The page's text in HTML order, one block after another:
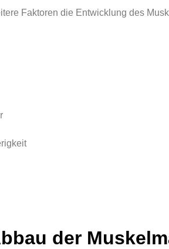
Faktoren die Entwicklung des
der